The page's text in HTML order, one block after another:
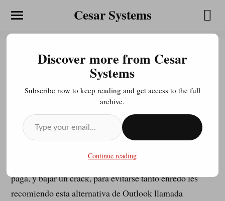
Cesar Systems
Thunderbird alternativa libre a
Outlook
JULIOCESAR20200413 MARZO 28, 2013
flojera comprar la licencia de un paquete de office de
paga, y bajar un crack, para evitarse tanto enredo les
recomiendo esta alternativa de Outlook llamada
Discover more from Cesar
Systems
Subscribe now to keep reading and get access to the full
archive.
Continue reading